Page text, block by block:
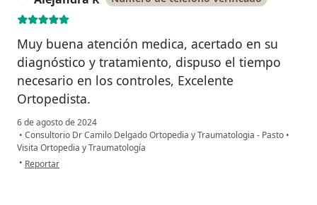
Muy buena atención medica, acertado en su
diagnóstico y tratamiento, dispuso el tiempo
necesario en los controles, Excelente
Ortopedista.
6 de agosto de 2024
• Consultorio Dr Camilo Delgado Ortopedia y Traumatologia - Pasto •
Visita Ortopedia y Traumatología
• en opinión del usuario Alejandra R
Reportar